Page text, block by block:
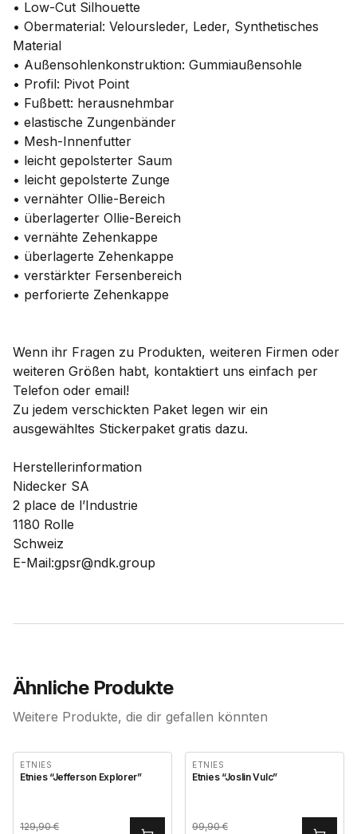
• Low-Cut Silhouette
• Obermaterial: Veloursleder, Leder, Synthetisches
Material
• Außensohlenkonstruktion: Gummiaußensohle
• Profil: Pivot Point
• Fußbett: herausnehmbar
• elastische Zungenbänder
• Mesh-Innenfutter
• leicht gepolsterter Saum
• leicht gepolsterte Zunge
• vernähter Ollie-Bereich
• überlagerter Ollie-Bereich
• vernähte Zehenkappe
• überlagerte Zehenkappe
• verstärkter Fersenbereich
• perforierte Zehenkappe
Wenn ihr Fragen zu Produkten, weiteren Firmen oder
weiteren Größen habt, kontaktiert uns einfach per
Telefon oder email!
Zu jedem verschickten Paket legen wir ein
ausgewähltes Stickerpaket gratis dazu.
Herstellerinformation
Nidecker SA
2 place de l’Industrie
1180 Rolle
Schweiz
E-Mail:gpsr@ndk.group
Ähnliche Produkte
Weitere Produkte, die dir gefallen könnten
ETNIES
Etnies “Jefferson Explorer”
129,90€
ETNIES
Etnies “Joslin Vulc”
99,90€